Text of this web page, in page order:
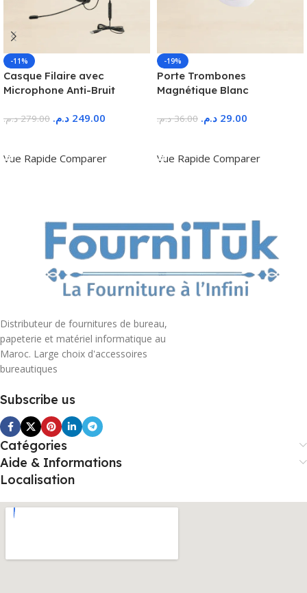
-11%
Casque Filaire avec
Microphone Anti-Bruit
279.00 د.م. 249.00 د.م.
Vue Rapide Comparer
-19%
Porte Trombones
Magnétique Blanc
36.00 د.م. 29.00 د.م.
Vue Rapide Comparer
Distributeur de fournitures de bureau,
papeterie et matériel informatique au
Maroc. Large choix d'accessoires
bureautiques
Subscribe us
Catégories
Aide & Informations
Localisation